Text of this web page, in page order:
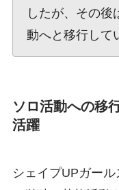
したが、その後
動へと移行して
ソロ活動への移
活躍
シェイプUPガー